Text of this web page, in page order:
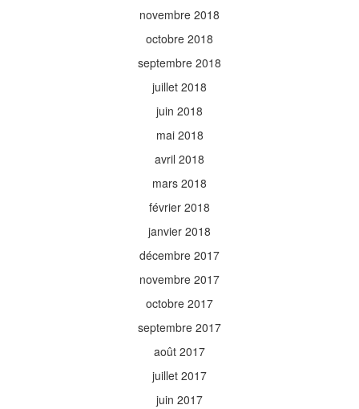
novembre 2018
octobre 2018
septembre 2018
juillet 2018
juin 2018
mai 2018
avril 2018
mars 2018
février 2018
janvier 2018
décembre 2017
novembre 2017
octobre 2017
septembre 2017
août 2017
juillet 2017
juin 2017